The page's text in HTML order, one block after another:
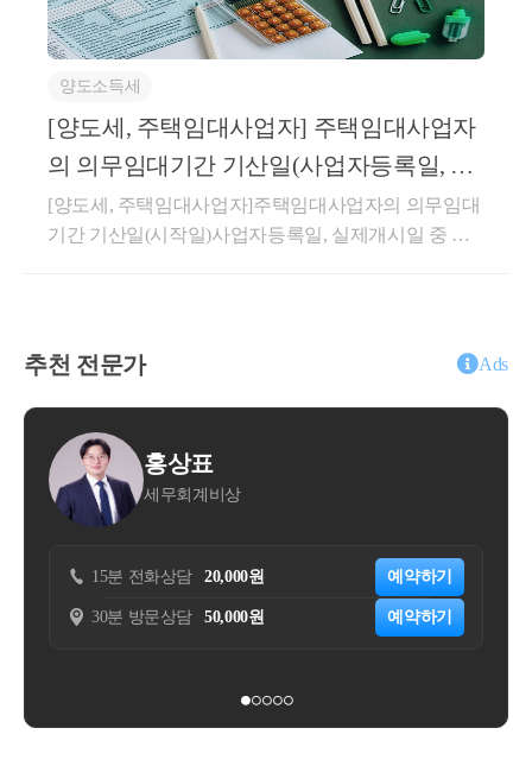
유하고 있는 1세대가 같은 영 제155조 제
19항 각 호의 요건을 충족한 상태에서 해
당 거주주택을 양도하기 전에 다른 주택
을 취득한 경우로서 같은 조 제1항에 따
른 일시적 2주택 요건을 충족하는 경우에
는 1세대1주택 특례를 적용받을 수 있는
것입니다.
이 경우 다가구주택을 1인으로부터 취득
입니다.
1.17.주택 매매계약 체결한 후 임대차계약을 체결한 경
우로서 주택 취득일 이후 임대기간이 개시되는 경우
임대인이 주택 취득 전에 임차인과 작성한 임대차계약
이 「소득세법 시행령」 제155조의3의 “직전임대차계
약”에 해당하는지 여부(제1안) 직전임대차계약에 해당
(제2안) 직전임대차계약에 해당하지 않음[회신내용]제
2안이 타당합니다.1. 사실관계○ ’21.06.26. 서울 마포구
A주택 취득 계약 체결(잔금일 : ’22.2.28.)○ ’21.09.11. 1
차 임대차계약 체결 - 임대기간 : ’22.2.28. ~ ’24.2.27., 임
900백만원○ ’26.2.27. A주택 양도 예정2. 질의내용○매
하고 주택 취득과 동시에 임대차 기간이 시작되어 실
제 1년 6개월 이상을 임대한 경우, - 해당 계약이 상생
임대주택 특례의 직전임대차계약에 해당하는지 여부
당 주택의 전 소유자와체결한 임대차 계약이 직전 임
대차계약에 해당하는지 여부서면-2022-법규재산-4083
[법규과-3154]등록일자 : 2022.11.18.생산일자 : 2022.11.
부터 수수료를 지급받는 거래로서, 판매회원과의 이용
약관에 따라 판매회원에 청구할 수수료에서 구매회원
중 구독회원 주문 건에 대한 배달비 상당액을 공제하
여 정산하는 경우, 해당 공제액은 용역 공급 조건에 따
치세법 제29조 제5항 제1호의 ‘매출에누리’에 해당하
여 질의법인의 부가가치세 과세표준에 포함하지 아니
함상세내용1. 사실관계○신청인은 ○○웹사이트 또는 모
서비스에 대한 대가로 판매회원으로부터 음식가격 대
매회원(음식점)이 선택한 제3자 배달업체가 음식을 배
달하는 방식으로 신청인은 구매회원으로부터 배달료
를 수취하여 판매회원에게 전달] 및 Own Delivery(OD)
000원(이하 ‘구독료’)을 지불하면 당월 주문 중 건당 최
소주문금액(00,000원)이상 주문에 대해 배달료(배달형
태 불문)를 전액 할인받을 수 있는 멤버십제도를 운영
양도소득세
[양도세, 주택임대사업자] 주택임대사업자
의 의무임대기간 기산일(사업자등록일, 실
제개시일 중 늦은 날)
[양도세, 주택임대사업자]주택임대사업자의 의무임대
기간 기산일(시작일)사업자등록일, 실제개시일 중 늦
적용받을 수 있습니다. 해당 세혜택을 받기 위해서는
의무임대기간을 충족해야 합니다.의무임대기간 판단
시 임대기간 기산일(시작일)부터 계산하므로 기산일
(시작일)을 파악하는 것이 아주 중요합니다. 단순히 사
업자등록일부터 기산하는 것이 아니기 때문에 잘못 판
단하시면 주택임대사업자의 세제혜택을 적용받지 못
하실 수도 있습니다.민간임대주택법과 국세 세제혜택
을 적용받기 위한 의무임대기간 기산일은 아래와 같습
니다.&lt;민감임대주택법 기산일 : ❶, ❷중 늦은 날&gt;
❶ 지자체 임대사업자등록일❷ 실제 임대개시일&lt;국
대개시일국세(양도세 등)의 세제혜택을 받기 위한 국
추천 전문가 Ads
예약하기
예약하기
15분 전화상담 50,000원
30분 방문상담 200,000원